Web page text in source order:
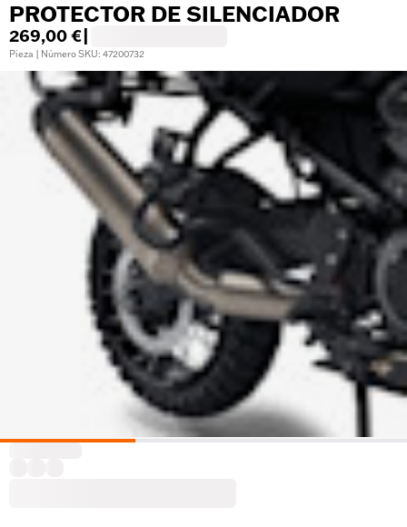
PROTECTOR DE SILENCIADOR
269,00 €
Pieza | Número SKU: 47200732